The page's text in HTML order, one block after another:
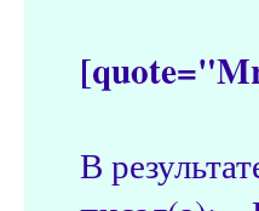
В